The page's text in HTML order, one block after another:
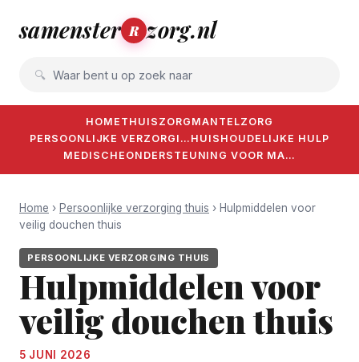
samenster R zorg.nl
Waar bent u op zoek naar
HOME THUISZORG MANTELZORG
PERSOONLIJKE VERZORGI… HUISHOUDELIJKE HULP
MEDISCHE ONDERSTEUNING VOOR MA…
Home › Persoonlijke verzorging thuis › Hulpmiddelen voor
veilig douchen thuis
PERSOONLIJKE VERZORGING THUIS
Hulpmiddelen voor
veilig douchen thuis
5 JUNI 2026